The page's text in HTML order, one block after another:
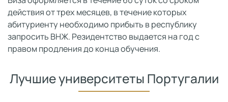
действия от трех месяцев, в течение которых
абитуриенту необходимо прибыть в республику
запросить ВНЖ. Резидентство выдается на год с
правом продления до конца обучения.
Лучшие университеты Португалии